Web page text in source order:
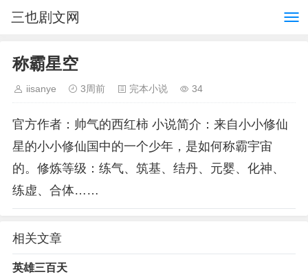
三也剧文网
称霸星空
iisanye 3周前 完本小说 34
官方作者：帅气的西红柿 小说简介：来自小小修仙
星的小小修仙国中的一个少年，是如何称霸宇宙
的。修炼等级：练气、筑基、结丹、元婴、化神、
练虚、合体……
相关文章
英雄三百天